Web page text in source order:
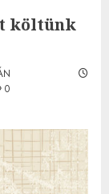
költünk
0